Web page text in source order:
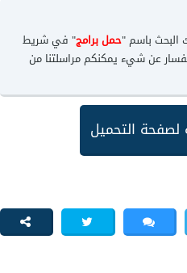
البحث باسم "حمل برامج" في شريط
عن شيء يمكنكم مراسلتنا من
لصفحة التحميل